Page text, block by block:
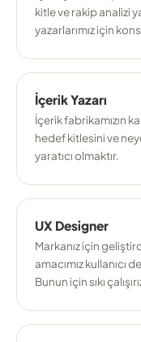
kitle ve rakip analizi
yazarlarımız için
İçerik Yazarı
İçerik fabrikamızın
hedef kitlesini ve
yaratıcı olmaktır.
UX Designer
Markanız için
amacımız kullanıcı
Bunun için sıkı